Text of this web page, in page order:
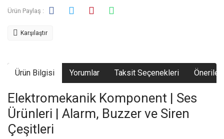
Ürün Paylaş :
Karşılaştır
Ürün Bilgisi Yorumlar Taksit Seçenekleri
Elektromekanik Komponent | Ses
Ürünleri | Alarm, Buzzer ve Siren
Çeşitleri